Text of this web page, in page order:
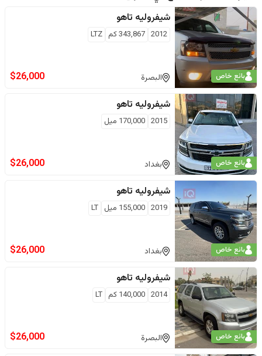
بائع خاص
شيفروليه تاهو
2012
343,867كم LTZ
البصرة $26,000
بائع خاص
شيفروليه تاهو
2015
170,000 ميل
بغداد $26,000
بائع خاص
شيفروليه تاهو
2019
155,000 ميل LT
بغداد $26,000
بائع خاص
شيفروليه تاهو
2014
140,000 كم LT
البصرة $26,000